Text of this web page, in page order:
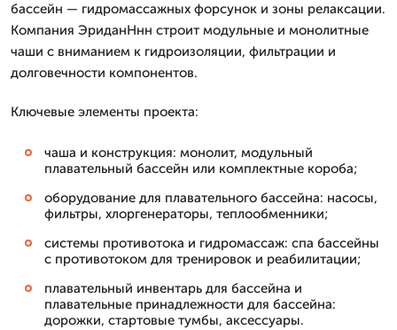
бассейн — гидромассажных форсунок и зоны релаксации.
Компания ЭриданНнн строит модульные и монолитные
чаши с вниманием к гидроизоляции, фильтрации и
долговечности компонентов.
Ключевые элементы проекта:
чаша и конструкция: монолит, модульный
плавательный бассейн или комплектные короба;
оборудование для плавательного бассейна: насосы,
фильтры, хлоргенераторы, теплообменники;
системы противотока и гидромассаж: спа бассейны
с противотоком для тренировок и реабилитации;
плавательный инвентарь для бассейна и
плавательные принадлежности для бассейна:
дорожки, стартовые тумбы, аксессуары.